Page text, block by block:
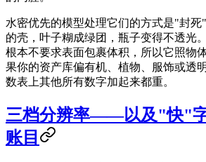
水密优先的模型处理它们的方式是"封
的壳，叶子糊成绿团，瓶子变得不透光
根本不要求表面包裹体积，所以它照物
果你的资产库偏有机、植物、服饰或透
数表上其他所有数字加起来都重。
三档分辨率——以及"快"
账目